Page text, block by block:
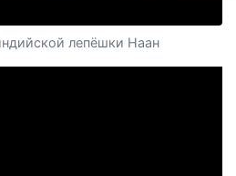
лепёшки Наан